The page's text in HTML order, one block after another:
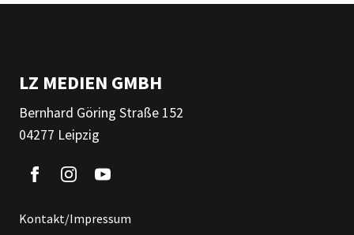
LZ MEDIEN GMBH
Bernhard Göring Straße 152
04277 Leipzig
Kontakt/Impressum